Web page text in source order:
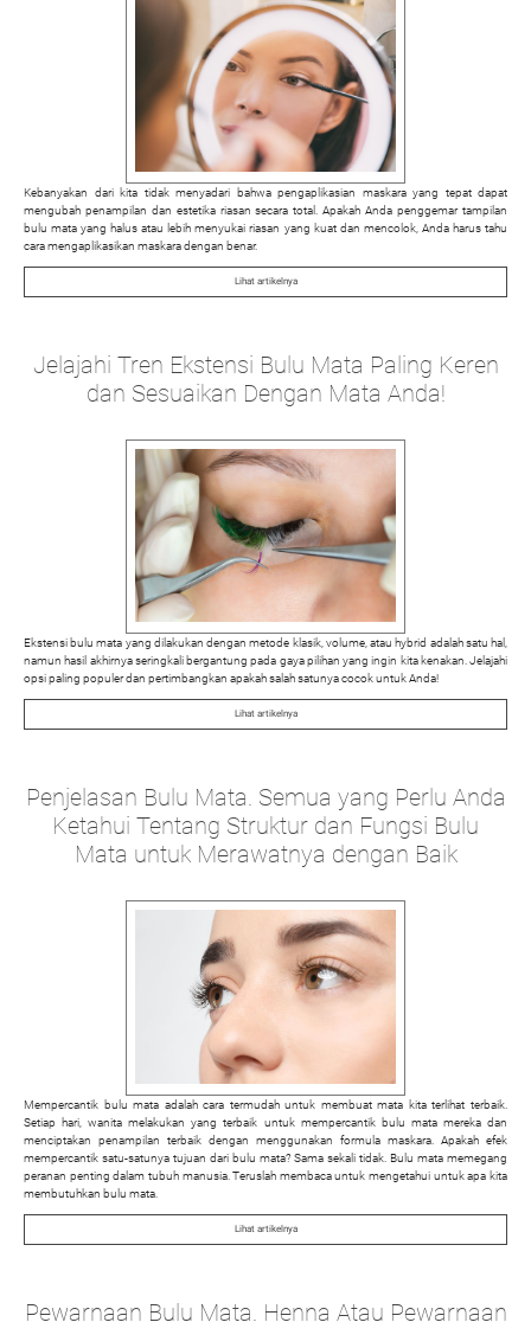
Kebanyakan dari kita tidak menyadari bahwa pengaplikasian maskara yang tepat dapat
mengubah penampilan dan estetika riasan secara total. Apakah Anda penggemar tampilan
bulu mata yang halus atau lebih menyukai riasan yang kuat dan mencolok, Anda harus tahu
cara mengaplikasikan maskara dengan benar.
Lihat artikelnya
Jelajahi Tren Ekstensi Bulu Mata Paling Keren
dan Sesuaikan Dengan Mata Anda!
Ekstensi bulu mata yang dilakukan dengan metode klasik, volume, atau hybrid adalah satu hal,
namun hasil akhirnya seringkali bergantung pada gaya pilihan yang ingin kita kenakan. Jelajahi
opsi paling populer dan pertimbangkan apakah salah satunya cocok untuk Anda!
Lihat artikelnya
Penjelasan Bulu Mata. Semua yang Perlu Anda
Ketahui Tentang Struktur dan Fungsi Bulu
Mata untuk Merawatnya dengan Baik
Mempercantik bulu mata adalah cara termudah untuk membuat mata kita terlihat terbaik.
Setiap hari, wanita melakukan yang terbaik untuk mempercantik bulu mata mereka dan
menciptakan penampilan terbaik dengan menggunakan formula maskara. Apakah efek
mempercantik satu-satunya tujuan dari bulu mata? Sama sekali tidak. Bulu mata memegang
peranan penting dalam tubuh manusia. Teruslah membaca untuk mengetahui untuk apa kita
membutuhkan bulu mata.
Lihat artikelnya
Pewarnaan Bulu Mata. Henna Atau Pewarnaan